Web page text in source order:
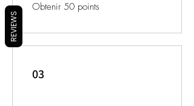
Obtenir 50 points
03
REVIEWS